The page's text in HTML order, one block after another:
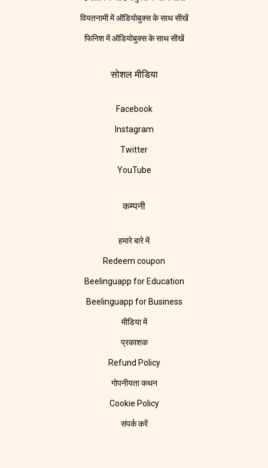
वियतनामी में ऑडियोबुक्स के साथ सीखें
फिनिश में ऑडियोबुक्स के साथ सीखें
सोशल मीडिया
Facebook
Instagram
Twitter
YouTube
कम्पनी
हमारे बारे में
Redeem coupon
Beelinguapp for Education
Beelinguapp for Business
मीडिया में
प्रकाशक
Refund Policy
गोपनीयता कथन
Cookie Policy
संपर्क करें